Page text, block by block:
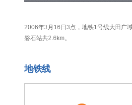
2006年3月16日3点，地铁1号线大田广
磐石站共2.6km。
地铁线